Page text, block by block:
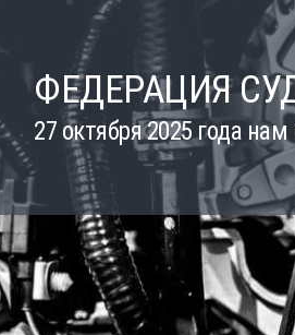
ФЕДЕРАЦИЯ
27 октября 2025 года